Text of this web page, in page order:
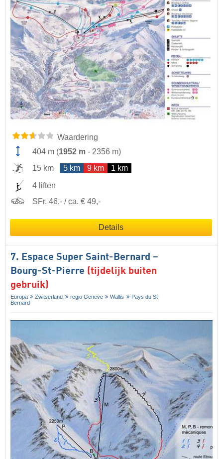
Waardering
404 m (1952 m - 2356 m)
15 km
5 km 9 km 1 km
4 liften
SFr. 46,- / ca. € 49,-
Details
7. Espace Super Saint-Bernard –
Bourg-St-Pierre (tijdelijk buiten
gebruik)
Europa Zwitserland regio Geneve Wallis
Pays du St-
Bernard